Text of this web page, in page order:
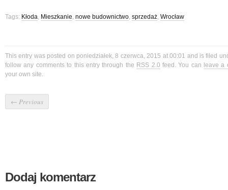
Tags: Kłoda, Mieszkanie, nowe budownictwo, sprzedaż, Wrocław
This entry was posted on poniedziałek, 8 czerwca, 2015 at 00:01 and is filed
follow any comments to this entry through the RSS 2.0 feed. You can leave a
your own site.
← Previous
Dodaj komentarz